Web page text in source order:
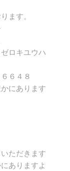
ます。
ロキユウハ
６４８
にあります
ただきます
ありますよ